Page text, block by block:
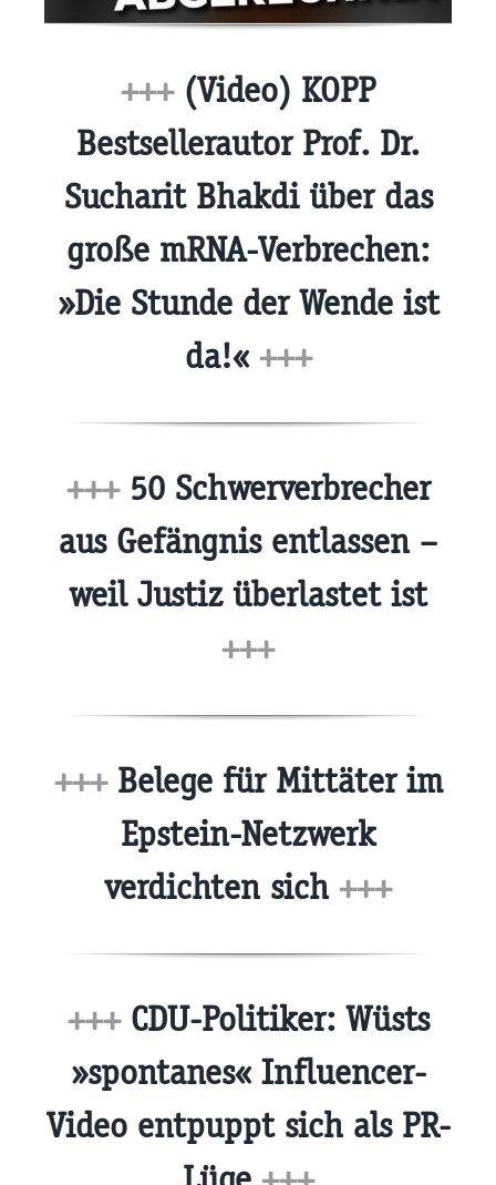
+++(Video) KOPP
Bestsellerautor Prof. Dr.
Sucharit Bhakdi über das
große mRNA-Verbrechen:
»Die Stunde der Wende ist
da!« +++
+++50 Schwerverbrecher
aus Gefängnis entlassen –
weil Justiz überlastet ist
+++
+++Belege für Mittäter im
Epstein-Netzwerk
verdichten sich +++
+++CDU-Politiker: Wüsts
»spontanes« Influencer-
Video entpuppt sich als PR-